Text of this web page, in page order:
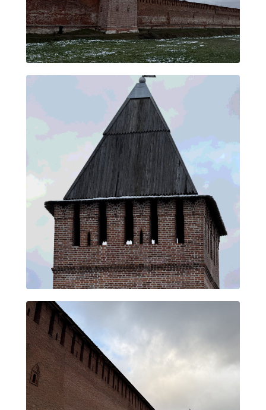
+7 4812 54-84-48
info@crurbanism.ru
г. Смоленск,
ул. Маяковского, д. 3
Пн-Пт 8:00—18:00
Сб-Вс 10:00—16:00
Смотреть на карте